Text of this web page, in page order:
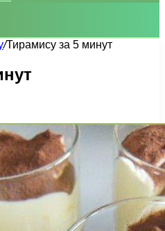
/Тирамису за 5 минут